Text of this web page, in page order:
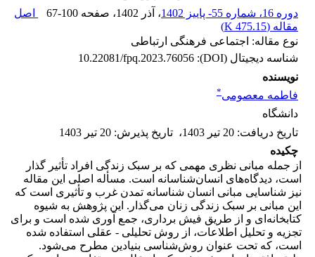
دوره 16، شماره 55- پاییز 1402
، آذر 1402 ، صفحه 67-100
اصل
مقاله (475.15 K
)
نوع مقاله: اجتماعی فرهنگی ارتباطی
شناسه دیجیتال (DOI):
10.22081/fpq.2023.76056
نویسنده
فاطمه معصومی*
دانشگاه
تاریخ دریافت: 20 تیر 1403 ، تاریخ پذیرش: 20 تیر 1403
چکیده
از جمله مبانی نظری مهمی که بر سبک زندگی افراد تأثیر گذار
است، دیدگاه‌های انسان‌شناسانه است. مسأله اصلی این مقاله
نیز شناسایی مبانی انسان شناسانه تمدن غرب و تأثیری است که
این مبانی بر سبک زندگی زنان می‌گذار. این پژوهش به شیوه
کتابخانه‌ای و از طریق فیش برداری، جمع آوری شده است و برای
تجزیه و تحلیل اطلاعات، از روش تحلیلی - عقلی استفاده شده
است، که تحت عنوان روش‌شناسی بنیادین مطرح می‌شود.